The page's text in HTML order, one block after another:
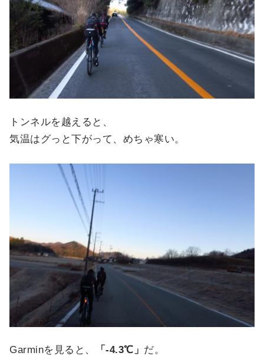
トンネルを越えると、
気温はグっと下がって、めちゃ寒い。
Garminを見ると、 「-4.3℃」 だ。